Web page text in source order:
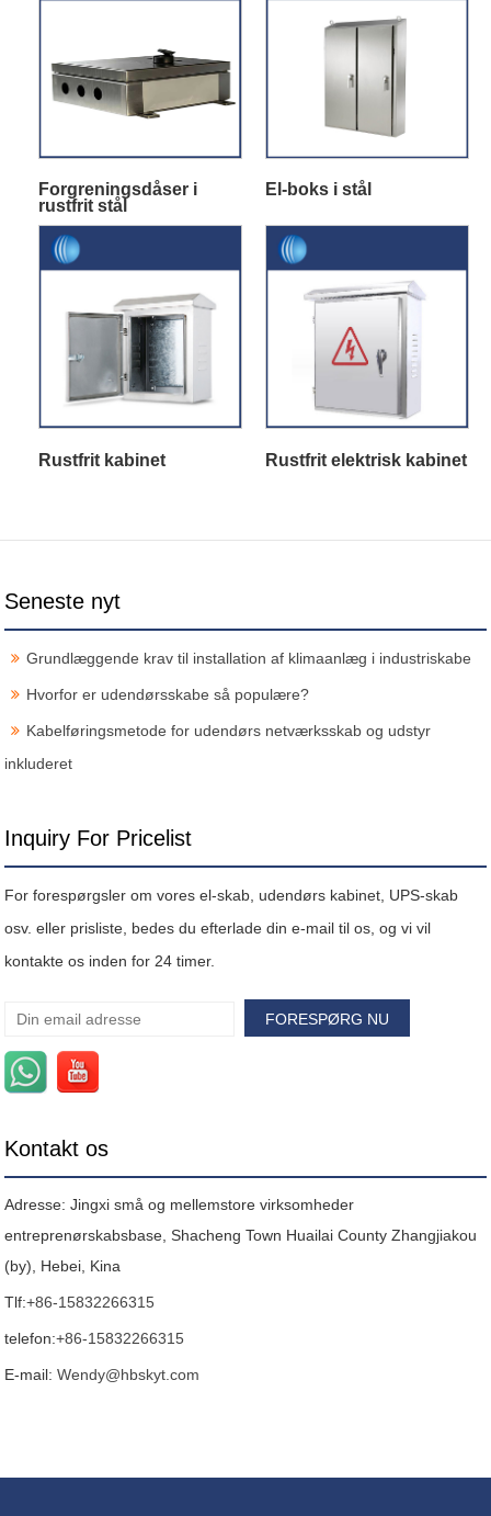
Forgreningsdåser i
rustfrit stål
El-boks i stål
Rustfrit kabinet Rustfrit elektrisk kabinet
Seneste nyt
Grundlæggende krav til installation af klimaanlæg i industriskabe
Hvorfor er udendørsskabe så populære?
Kabelføringsmetode for udendørs netværksskab og udstyr
inkluderet
Inquiry For Pricelist
For forespørgsler om vores el-skab, udendørs kabinet, UPS-skab
osv. eller prisliste, bedes du efterlade din e-mail til os, og vi vil
kontakte os inden for 24 timer.
Kontakt os
Adresse: Jingxi små og mellemstore virksomheder
entreprenørskabsbase, Shacheng Town Huailai County Zhangjiakou
(by), Hebei, Kina
Tlf:+86-15832266315
telefon:+86-15832266315
E-mail:Wendy@hbskyt.com